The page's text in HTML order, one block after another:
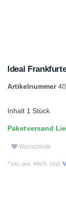
Ideal
Artikelnummer
Inhalt 1 Stück
Paketversand
Wunschliste
* inkl. ges. MwSt. zzgl.